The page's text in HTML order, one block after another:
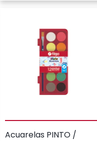
Acuarelas PINTO /